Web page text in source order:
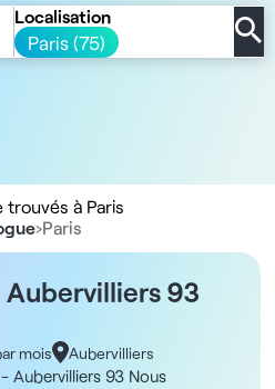
Localisation
Paris (75)
à Paris
›Paris
93
mois Aubervilliers
Aubervilliers 93 Nous